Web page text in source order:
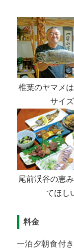
椎葉のヤマメ
サイズ
尾前渓谷の恵
てほし
料金
一泊夕朝食付